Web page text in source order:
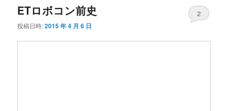
ETロボコン前史
投稿日時:2015 年 4 月 6 日
2